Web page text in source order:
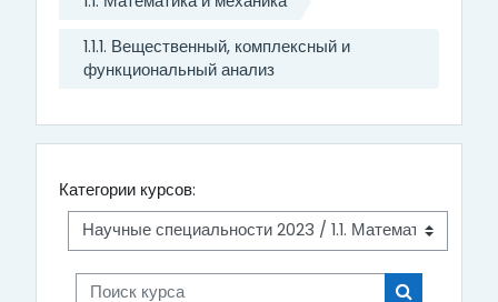
1.1.1. Вещественный, комплексный и
функциональный анализ
Категории курсов:
Поиск курса